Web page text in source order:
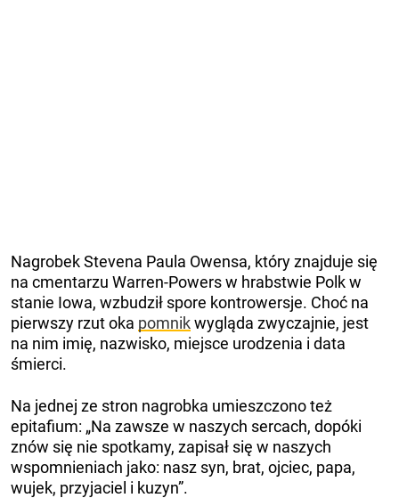
Nagrobek Stevena Paula Owensa, który znajduje się
na cmentarzu Warren-Powers w hrabstwie Polk w
stanie Iowa, wzbudził spore kontrowersje. Choć na
pierwszy rzut oka pomnikwygląda zwyczajnie, jest
na nim imię, nazwisko, miejsce urodzenia i data
śmierci.
Na jednej ze stron nagrobka umieszczono też
epitafium: „Na zawsze w naszych sercach, dopóki
znów się nie spotkamy, zapisał się w naszych
wspomnieniach jako: nasz syn, brat, ojciec, papa,
wujek, przyjaciel i kuzyn”.